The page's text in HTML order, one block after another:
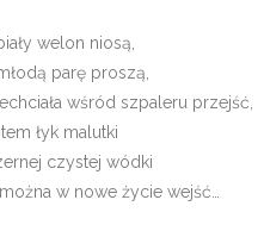
welon niosą,
parę proszą,
wśród szpaleru przejść,
łyk malutki
czystej wódki
można w nowe życie wejść…